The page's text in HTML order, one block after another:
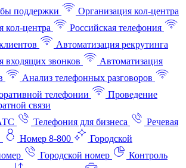
поддержки
Организация кол-центра
кол-центра
Российская телефония
Автоматизация рекрутинга
входящих звонков
Автоматизация
Анализ телефонных разговоров
телефонии
Проведение
связи
Телефония для бизнеса
Речевая
Номер 8-800
Городской
Городской номер
Контроль